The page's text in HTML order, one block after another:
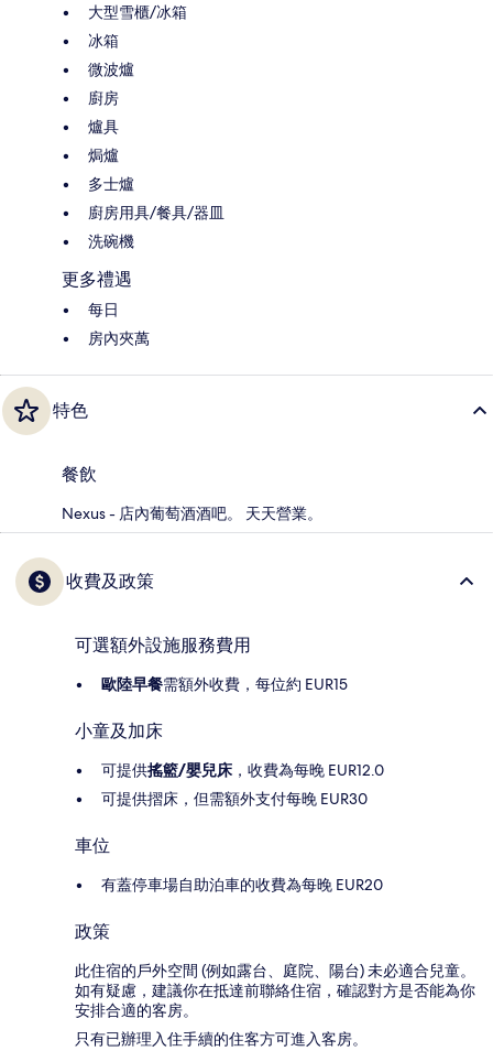
大型雪櫃/冰箱
冰箱
微波爐
廚房
爐具
焗爐
多士爐
廚房用具/餐具/器皿
洗碗機
更多禮遇
每日
房內夾萬
特色
餐飲
Nexus - 店內葡萄酒酒吧。 天天營業。
收費及政策
可選額外設施服務費用
歐陸早餐需額外收費，每位約 EUR15
小童及加床
可提供搖籃/嬰兒床 ，收費為每晚 EUR12.0
可提供摺床，但需額外支付每晚 EUR30
車位
有蓋停車場自助泊車的收費為每晚 EUR20
政策
此住宿的戶外空間 (例如露台、庭院、陽台) 未必適合兒童。
如有疑慮，建議你在抵達前聯絡住宿，確認對方是否能為你
安排合適的客房。
只有已辦理入住手續的住客方可進入客房。